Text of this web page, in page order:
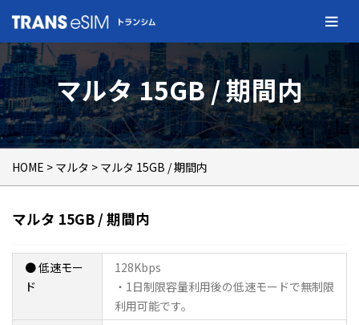
マルタ 15GB / 期間内
HOME > マルタ > マルタ 15GB / 期間内
マルタ 15GB / 期間内
● 低速モー
ド
128Kbps
・1日制限容量利用後の低速モードで無制限
利用可能です。